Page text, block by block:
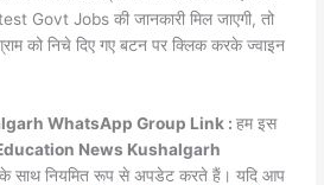
Govt Jobs की जानकारी मिल जाएगी, तो
को निचे दिए गए बटन पर क्लिक करके ज्वाइन
WhatsApp Group Link :हम इस
News Kushalgarh
के साथ नियमित रूप से अपडेट करते हैं। यदि आप